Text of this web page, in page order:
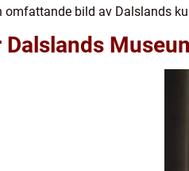
omfattande bild av Dalslands
Dalslands